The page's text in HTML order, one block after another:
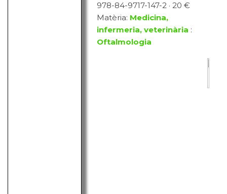
978-84-9717-147-2 · 20 €
Matèria: Medicina,
infermeria, veterinària :
Oftalmologia